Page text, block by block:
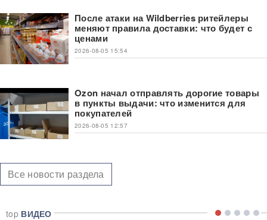
После атаки на Wildberries ритейлеры
меняют правила доставки: что будет с
ценами
2026-08-05 15:54
Ozon начал отправлять дорогие товары
в пункты выдачи: что изменится для
покупателей
2026-08-05 12:57
Все новости раздела
top ВИДЕО